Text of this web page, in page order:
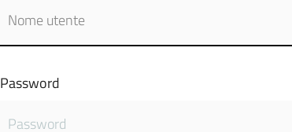
Password